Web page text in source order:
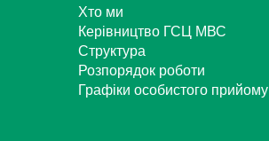
Хто ми
Керівництво ГСЦ МВС
Структура
Розпорядок роботи
Графіки особистого прийому